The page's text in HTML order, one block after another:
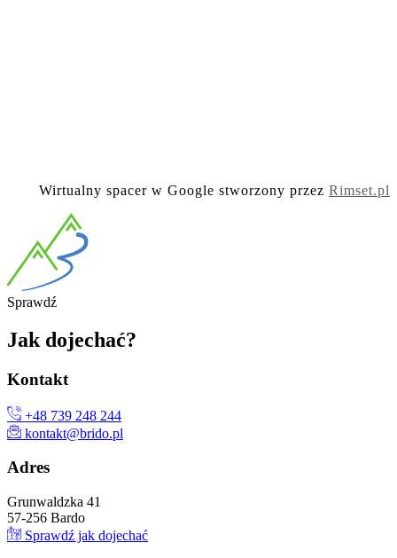
Wirtualny spacer w Google stworzony przez Rimset.pl
Sprawdź
Jak dojechać?
Kontakt
+48 739 248 244
kontakt@brido.pl
Adres
Grunwaldzka 41
57-256 Bardo
Sprawdź jak dojechać